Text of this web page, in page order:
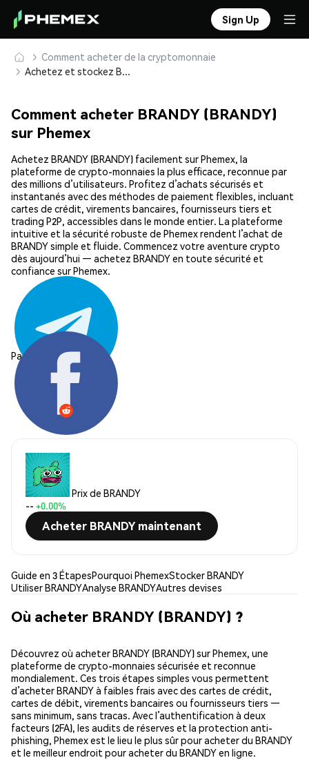
Sign Up
Comment acheter de la cryptomonnaie
Achetez et stockez BRANDY (BRANDY) en toute sécurité
Comment acheter BRANDY (BRANDY)
sur Phemex
Achetez BRANDY (BRANDY) facilement sur Phemex, la
plateforme de crypto-monnaies la plus efficace, reconnue par
des millions d’utilisateurs. Profitez d’achats sécurisés et
instantanés avec des méthodes de paiement flexibles, incluant
cartes de crédit, virements bancaires, fournisseurs tiers et
trading P2P, accessibles dans le monde entier. La plateforme
intuitive et la sécurité robuste de Phemex rendent l’achat de
BRANDY simple et fluide. Commencez votre aventure crypto
dès aujourd’hui — achetez BRANDY en toute sécurité et
confiance sur Phemex.
Partager:
Prix de BRANDY
-- +0.00%
Acheter BRANDY maintenant
Guide en 3 ÉtapesPourquoi PhemexStocker BRANDY
Utiliser BRANDYAnalyse BRANDYAutres devises
Où acheter BRANDY (BRANDY) ?
Découvrez où acheter BRANDY (BRANDY) sur Phemex, une
plateforme de crypto-monnaies sécurisée et reconnue
mondialement. Ces trois étapes simples vous permettent
d’acheter BRANDY à faibles frais avec des cartes de crédit,
cartes de débit, virements bancaires ou fournisseurs tiers —
sans minimum, sans tracas. Avec l’authentification à deux
facteurs (2FA), les audits de réserves et la protection anti-
phishing, Phemex est le lieu le plus sûr pour acheter du BRANDY
et le meilleur endroit pour acheter du BRANDY en ligne.